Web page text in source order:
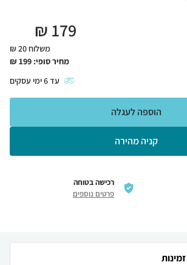
179
₪
משלוח 20 ₪
מחיר סופי: 199
₪
עד6ימי עסקים
קניה מהירה
הוספה לעגלה
רכישה בטוחה
פרטים נוספים